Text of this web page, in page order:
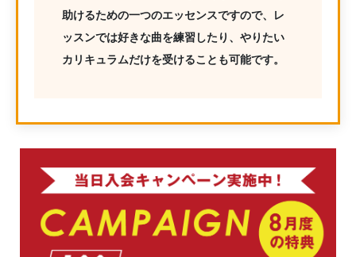
助けるための一つのエッセンスですので、レ
ッスンでは好きな曲を練習したり、やりたい
カリキュラムだけを受けることも可能です。